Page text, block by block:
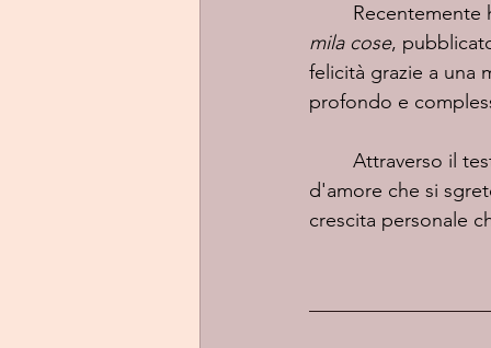
Recentemente
mila cose,
felicità grazie a una
profondo e
d'amore che si
crescita personale